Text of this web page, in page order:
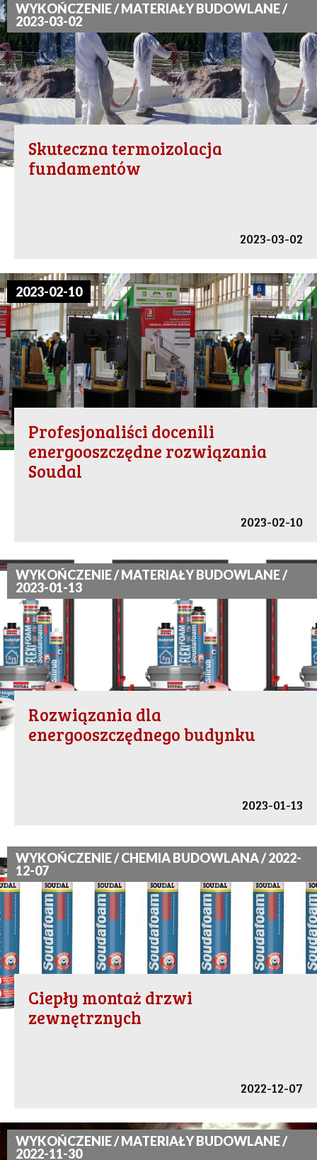
WYKOŃCZENIE / MATERIAŁY BUDOWLANE /
2023-03-02
Skuteczna termoizolacja
fundamentów
2023-03-02
2023-02-10
Profesjonaliści docenili
energooszczędne rozwiązania
Soudal
2023-02-10
WYKOŃCZENIE / MATERIAŁY BUDOWLANE /
2023-01-13
Rozwiązania dla
energooszczędnego budynku
2023-01-13
WYKOŃCZENIE / CHEMIA BUDOWLANA / 2022-
12-07
Ciepły montaż drzwi
zewnętrznych
2022-12-07
WYKOŃCZENIE / MATERIAŁY BUDOWLANE /
2022-11-30